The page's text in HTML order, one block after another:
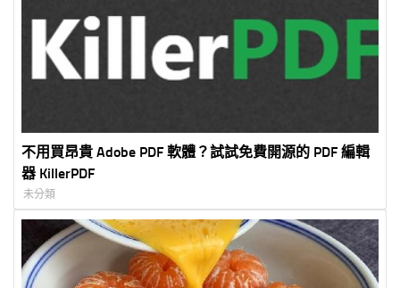
不用買昂貴 Adobe PDF 軟體？試試免費開源的 PDF 編輯
器 KillerPDF
未分類